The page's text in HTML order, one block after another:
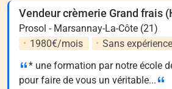
Vendeur crèmerie Grand frais
Prosol - Marsannay-La-Côte (21)
1980€/mois
Sans
* une formation par notre école
pour faire de vous un véritable...